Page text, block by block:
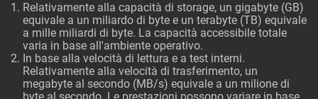
Relativamente alla capacità di storage, un gigabyte (GB)
equivale a un miliardo di byte e un terabyte (TB) equivale
a mille miliardi di byte. La capacità accessibile totale
varia in base all'ambiente operativo.
In base alla velocità di lettura e a test interni.
Relativamente alla velocità di trasferimento, un
megabyte al secondo (MB/s) equivale a un milione di